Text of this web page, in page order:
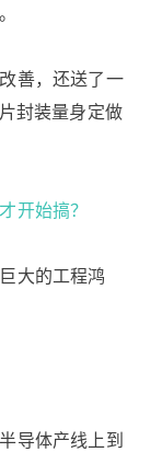
善，还送了一
封装量身定做
开始搞？
大的工程鸿
导体产线上到